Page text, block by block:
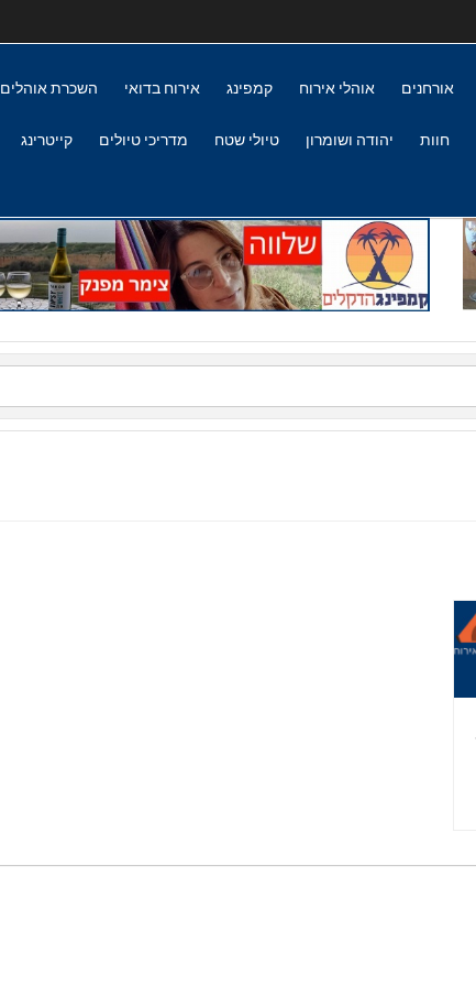
אורחנים אוהלי אירוח קמפינג אירוח בדואי השכרת אוהלים
חוות יהודה ושומרון טיולי שטח מדריכי טיולים קייטרינג